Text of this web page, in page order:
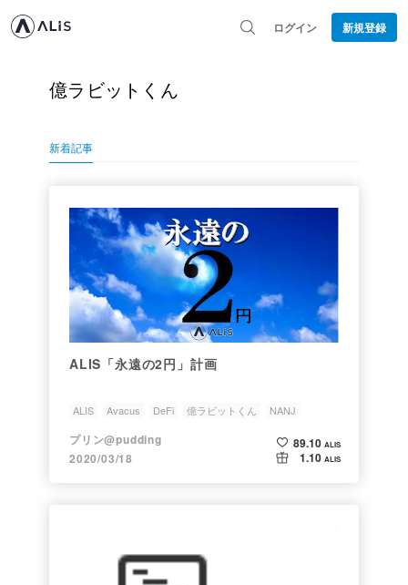
ログイン 新規登録
億ラビットくん
新着記事
ALIS「永遠の2円」計画
ALIS Avacus DeFi 億ラビットくん NANJ
プリン@pudding
2020/03/18
89.10 ALIS
1.10 ALIS